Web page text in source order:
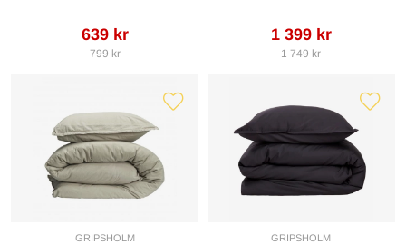
639 kr
799 kr
1 399 kr
1 749 kr
GRIPSHOLM GRIPSHOLM